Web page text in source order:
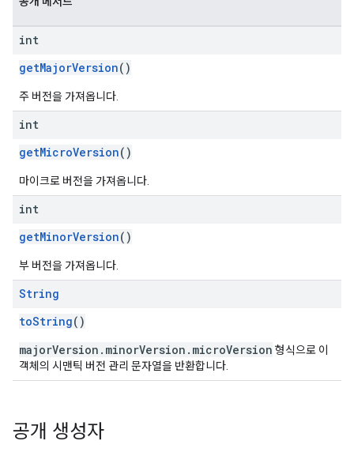
int
getMajorVersion()
주 버전을 가져옵니다.
int
getMicroVersion()
마이크로 버전을 가져옵니다.
int
getMinorVersion()
부 버전을 가져옵니다.
String
toString()
majorVersion.minorVersion.microVersion 형식으로 이
객체의 시맨틱 버전 관리 문자열을 반환합니다.
공개 생성자